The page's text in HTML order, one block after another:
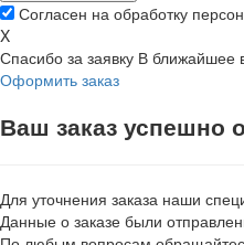
Согласен на обработку
X
Спасибо за заявку В ближайшее
Оформить заказ
Ваш заказ успешно
Для уточнения заказа наши
Данные о заказе были